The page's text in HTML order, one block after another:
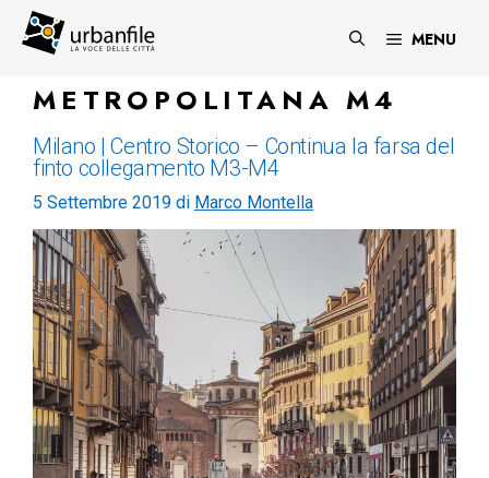
MENU
METROPOLITANA M4
Milano | Centro Storico – Continua la farsa del
finto collegamento M3-M4
5 Settembre 2019 di Marco Montella